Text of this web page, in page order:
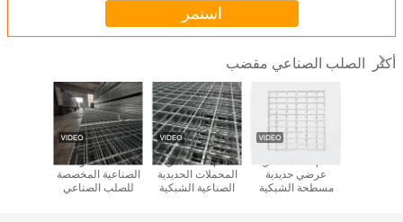
استمر
أكثر الصلب الصناعي مقضب
صناعة الفولاذ
الصناعية المخصصة
للصلب الصناعي
4 ملم سمك شريط
المحملات الحديدية
الصناعية الشبكية
عرضي حديدية
مسطحة الشبكية